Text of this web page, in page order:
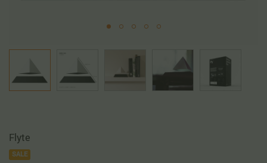
Flyte
SALE